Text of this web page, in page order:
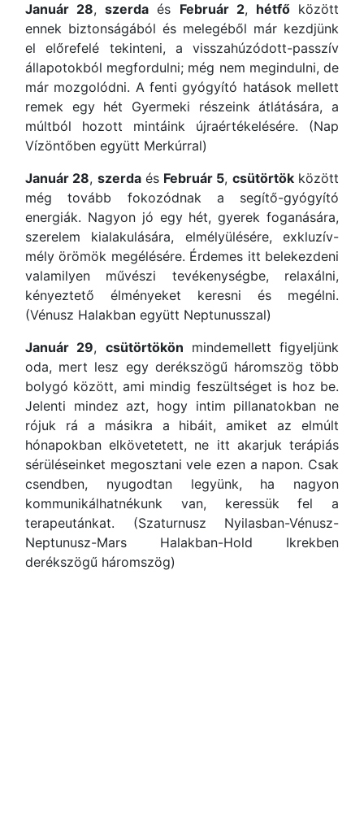
Január 28,szerda és Február 2, hétfőközött
ennek biztonságából és melegéből már kezdjünk
el előrefelé tekinteni, a visszahúzódott-passzív
állapotokból megfordulni; még nem megindulni, de
már mozgolódni. A fenti gyógyító hatások mellett
remek egy hét Gyermeki részeink átlátására, a
múltból hozott mintáink újraértékelésére. (Nap
Vízöntőben együtt Merkúrral)
Január 28, szerdaés Február 5, csütörtökközött
még tovább fokozódnak a segítő-gyógyító
energiák. Nagyon jó egy hét, gyerek foganására,
szerelem kialakulására, elmélyülésére, exkluzív-
mély örömök megélésére. Érdemes itt belekezdeni
valamilyen művészi tevékenységbe, relaxálni,
kényeztető élményeket keresni és megélni.
(Vénusz Halakban együtt Neptunusszal)
Január 29, csütörtökön mindemellett figyeljünk
oda, mert lesz egy derékszögű háromszög több
bolygó között, ami mindig feszültséget is hoz be.
Jelenti mindez azt, hogy intim pillanatokban ne
rójuk rá a másikra a hibáit, amiket az elmúlt
hónapokban elkövetetett, ne itt akarjuk terápiás
sérüléseinket megosztani vele ezen a napon. Csak
csendben, nyugodtan legyünk, ha nagyon
kommunikálhatnékunk van, keressük fel a
terapeutánkat. (Szaturnusz Nyilasban-Vénusz-
Neptunusz-Mars Halakban-Hold Ikrekben
derékszögű háromszög)